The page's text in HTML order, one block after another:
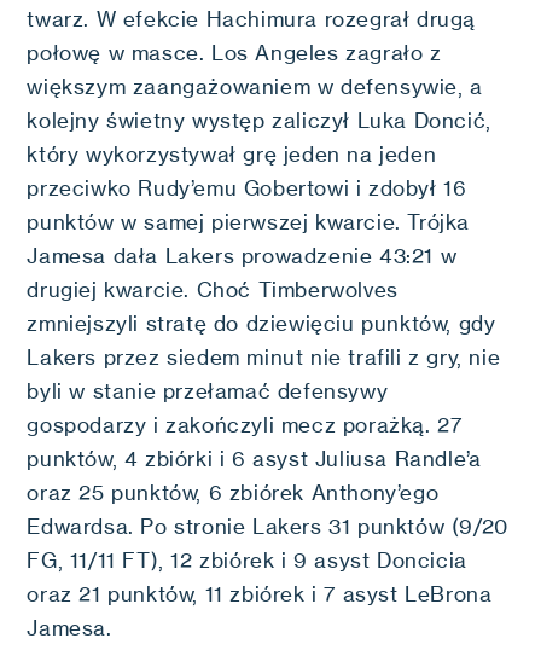
twarz. W efekcie Hachimura rozegrał drugą
połowę w masce. Los Angeles zagrało z
większym zaangażowaniem w defensywie, a
kolejny świetny występ zaliczył Luka Doncić,
który wykorzystywał grę jeden na jeden
przeciwko Rudy’emu Gobertowi i zdobył 16
punktów w samej pierwszej kwarcie. Trójka
Jamesa dała Lakers prowadzenie 43:21 w
drugiej kwarcie. Choć Timberwolves
zmniejszyli stratę do dziewięciu punktów, gdy
Lakers przez siedem minut nie trafili z gry, nie
byli w stanie przełamać defensywy
gospodarzy i zakończyli mecz porażką. 27
punktów, 4 zbiórki i 6 asyst Juliusa Randle’a
oraz 25 punktów, 6 zbiórek Anthony’ego
Edwardsa. Po stronie Lakers 31 punktów (9/20
FG, 11/11 FT), 12 zbiórek i 9 asyst Doncicia
oraz 21 punktów, 11 zbiórek i 7 asyst LeBrona
Jamesa.